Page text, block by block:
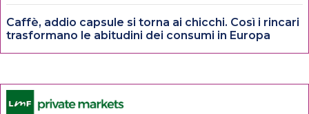
Caffè, addio capsule si torna ai chicchi. Così i rincari
trasformano le abitudini dei consumi in Europa